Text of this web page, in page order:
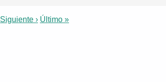
Siguiente › Último »